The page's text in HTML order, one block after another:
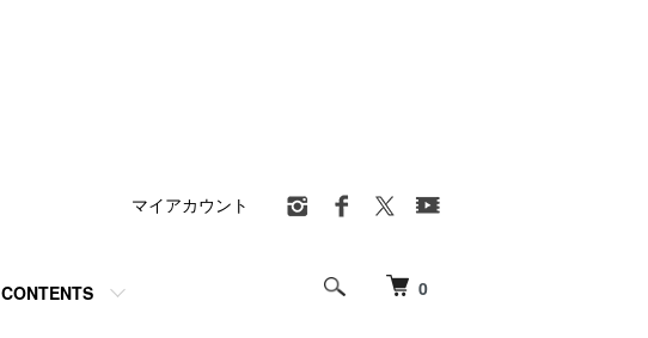
0
CONTENTS
マイアカウント